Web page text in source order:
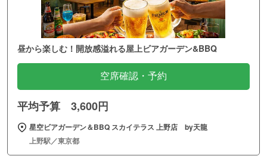
昼から楽しむ！開放感溢れる屋上ビアガーデン&BBQ
空席確認・予約
平均予算 3,600円
星空ビアガーデン＆BBQ スカイテラス 上野店 by天龍
上野駅／東京都